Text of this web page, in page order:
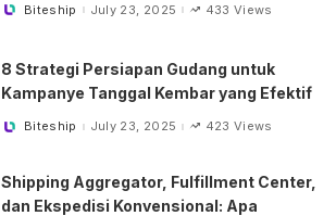
PostedBiteship July 23, 2025 433 Views
8 Strategi Persiapan Gudang untuk
Kampanye Tanggal Kembar yang Efektif
PostedBiteship July 23, 2025 423 Views
Shipping Aggregator, Fulfillment Center,
dan Ekspedisi Konvensional: Apa